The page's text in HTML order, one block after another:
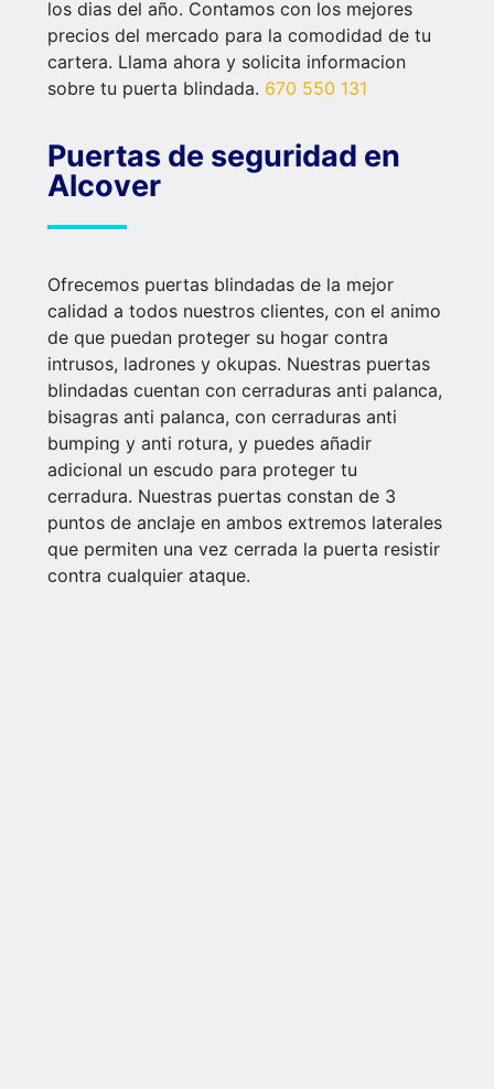
los dias del año. Contamos con los mejores
precios del mercado para la comodidad de tu
cartera. Llama ahora y solicita informacion
sobre tu puerta blindada. 670 550 131
Puertas de seguridad en
Alcover
Ofrecemos puertas blindadas de la mejor
calidad a todos nuestros clientes, con el animo
de que puedan proteger su hogar contra
intrusos, ladrones y okupas. Nuestras puertas
blindadas cuentan con cerraduras anti palanca,
bisagras anti palanca, con cerraduras anti
bumping y anti rotura, y puedes añadir
adicional un escudo para proteger tu
cerradura. Nuestras puertas constan de 3
puntos de anclaje en ambos extremos laterales
que permiten una vez cerrada la puerta resistir
contra cualquier ataque.